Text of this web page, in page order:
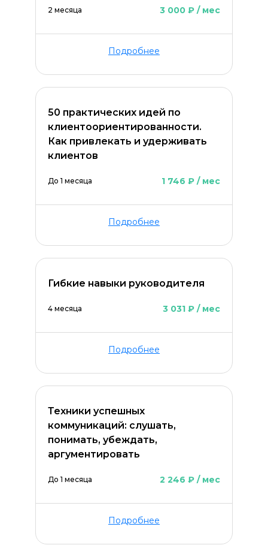
2 месяца 3 000 ₽ / мес
Подробнее
50 практических идей по
клиентоориентированности.
Как привлекать и удерживать
клиентов
До 1 месяца 1 746 ₽ / мес
Подробнее
Гибкие навыки руководителя
4 месяца 3 031 ₽ / мес
Подробнее
Техники успешных
коммуникаций: слушать,
понимать, убеждать,
аргументировать
До 1 месяца 2 246 ₽ / мес
Подробнее
Оставить комментарий